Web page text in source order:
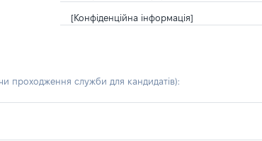
[Конфіденційна інформація]
проходження служби для кандидатів):